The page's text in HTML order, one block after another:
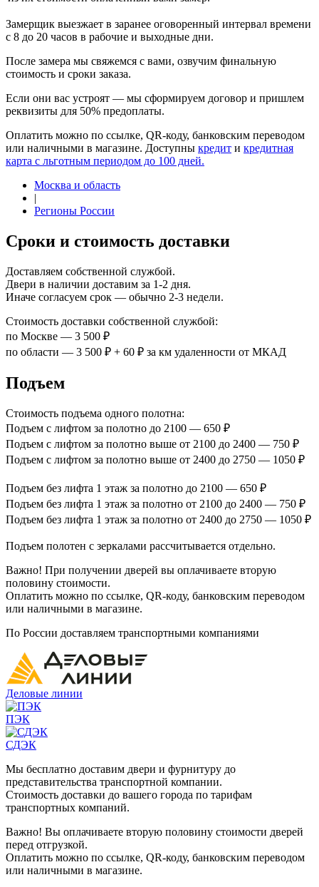
Замерщик выезжает в заранее оговоренный интервал времени
с 8 до 20 часов в рабочие и выходные дни.
После замера мы свяжемся с вами, озвучим финальную
стоимость и сроки заказа.
Если они вас устроят — мы сформируем договор и пришлем
реквизиты для 50% предоплаты.
Оплатить можно по ссылке, QR-коду, банковским переводом
или наличными в магазине. Доступны кредит и кредитная
карта с льготным периодом до 100 дней.
Москва и область
|
Регионы России
Сроки и стоимость доставки
Доставляем собственной службой.
Двери в наличии доставим за 1-2 дня.
Иначе согласуем срок — обычно 2-3 недели.
Стоимость доставки собственной службой:
по Москве — 3 500 ₽
по области — 3 500 ₽ + 60 ₽ за км удаленности от МКАД
Подъем
Стоимость подъема одного полотна:
Подъем с лифтом за полотно до 2100 — 650 ₽
Подъем с лифтом за полотно выше от 2100 до 2400 — 750 ₽
Подъем с лифтом за полотно выше от 2400 до 2750 — 1050 ₽
Подъем без лифта 1 этаж за полотно до 2100 — 650 ₽
Подъем без лифта 1 этаж за полотно от 2100 до 2400 — 750 ₽
Подъем без лифта 1 этаж за полотно от 2400 до 2750 — 1050 ₽
Подъем полотен с зеркалами рассчитывается отдельно.
Важно! При получении дверей вы оплачиваете вторую
половину стоимости.
Оплатить можно по ссылке, QR-коду, банковским переводом
или наличными в магазине.
По России доставляем транспортными компаниями
Деловые линии
ПЭК
СДЭК
Мы бесплатно доставим двери и фурнитуру до
представительства транспортной компании.
Стоимость доставки до вашего города по тарифам
транспортных компаний.
Важно! Вы оплачиваете вторую половину стоимости дверей
перед отгрузкой.
Оплатить можно по ссылке, QR-коду, банковским переводом
или наличными в магазине.